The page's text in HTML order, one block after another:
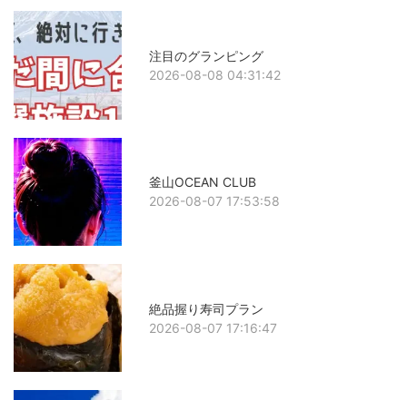
注目のグランピング
2026-08-08 04:31:42
釜山OCEAN CLUB
2026-08-07 17:53:58
絶品握り寿司プラン
2026-08-07 17:16:47